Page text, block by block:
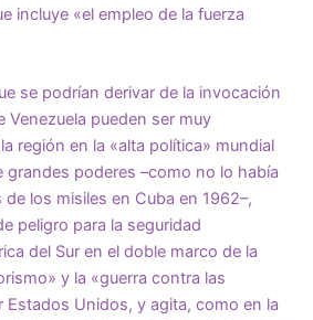
incluye «el empleo de la fuerza
se podrían derivar de la invocación
Venezuela pueden ser muy
región en la «alta política» mundial
grandes poderes –como no lo había
los misiles en Cuba en 1962–,
peligro para la seguridad
del Sur en el doble marco de la
y la «guerra contra las
Estados Unidos, y agita, como en la